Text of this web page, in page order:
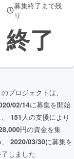
募集終了まで残
り
終了
プロジェクトは、
02/14に募集を開始
151 人の支援により
円の資金を集
2020/03/30に募集を
しました